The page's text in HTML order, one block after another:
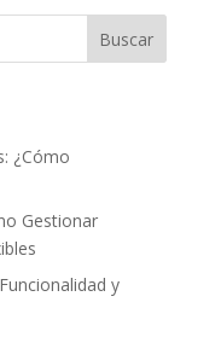
Buscar
¿Cómo
Gestionar
y